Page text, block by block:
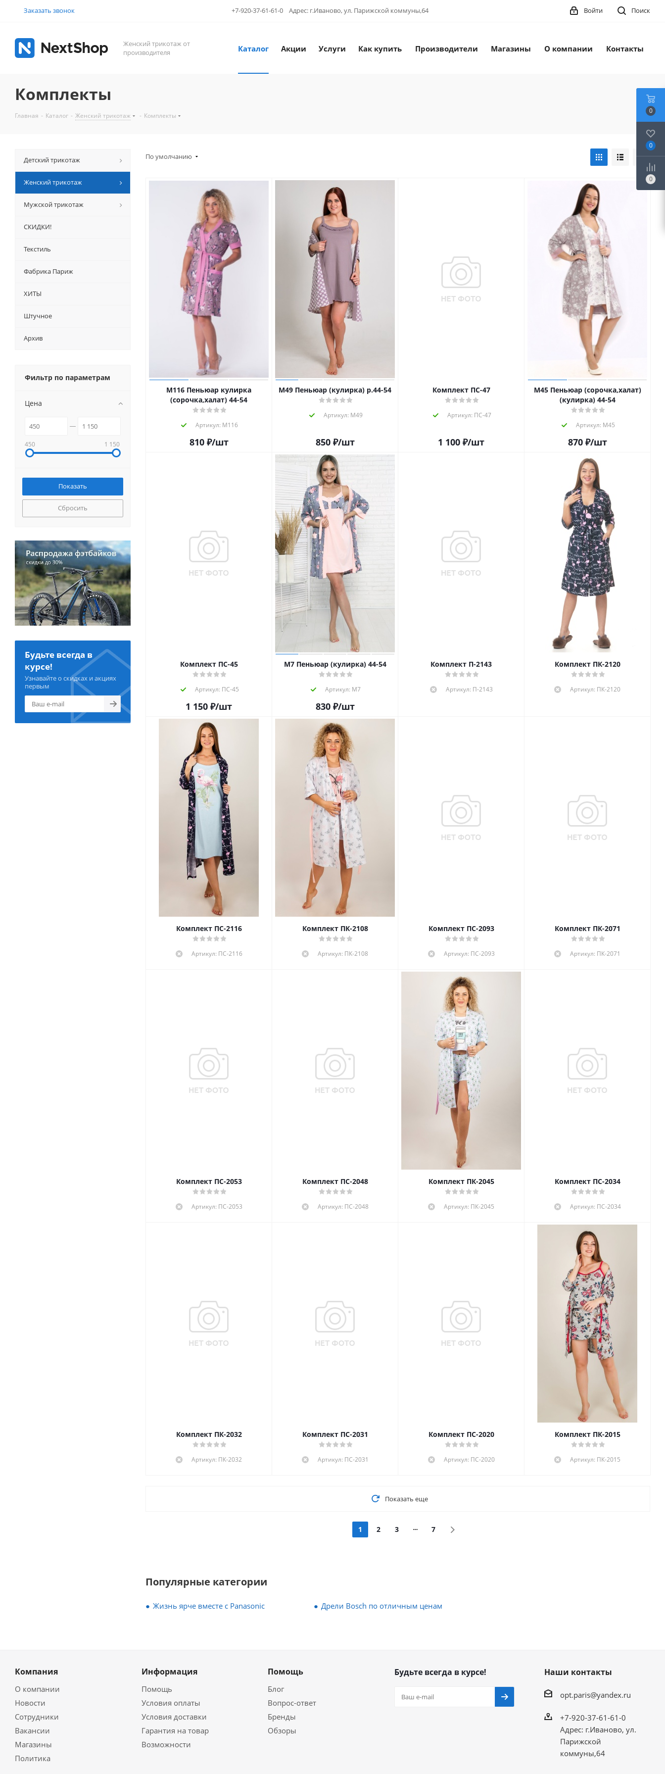
Заказать звонок +7-920-37-61-61-0 Адрес: г.Иваново, ул. Парижской коммуны,64 Поиск
Войти
Женский трикотаж от
производителя
Каталог Акции Услуги Как купить Производители Магазины О компании Контакты
Комплекты
Главная - Каталог - Женский трикотаж - Комплекты
По умолчанию
М116 Пеньюар кулирка
(сорочка,халат) 44-54
Артикул: М116
810₽/шт
М49 Пеньюар (кулирка) р.44-54
Артикул: М49
850₽/шт
Комплект ПС-47
Артикул: ПС-47
1 100 ₽/шт
М45 Пеньюар (сорочка,халат)
(кулирка) 44-54
Артикул: М45
870₽/шт
Комплект ПС-45
Артикул: ПС-45
1 150 ₽/шт
М7 Пеньюар (кулирка) 44-54
Артикул: М7
830₽/шт
Комплект П-2143
Артикул: П-2143
Комплект ПК-2120
Артикул: ПК-2120
Комплект ПС-2116
Артикул: ПС-2116
Комплект ПК-2108
Артикул: ПК-2108
Комплект ПС-2093
Артикул: ПС-2093
Комплект ПК-2071
Артикул: ПК-2071
Комплект ПС-2053
Артикул: ПС-2053
Комплект ПС-2048
Артикул: ПС-2048
Комплект ПК-2045
Артикул: ПК-2045
Комплект ПС-2034
Артикул: ПС-2034
Комплект ПК-2032
Артикул: ПК-2032
Комплект ПС-2031
Артикул: ПС-2031
Комплект ПС-2020
Артикул: ПС-2020
Комплект ПК-2015
Артикул: ПК-2015
Показать еще
1 2 3 7
Популярные категории
Жизнь ярче вместе с Panasonic Дрели Bosch по отличным ценам
Детский трикотаж
Женский трикотаж
Мужской трикотаж
СКИДКИ!
Текстиль
Фабрика Париж
ХИТЫ
Штучное
Архив
Фильтр по параметрам
Цена
450 1 150
Сбросить
Будьте всегда в
курсе!
Узнавайте о скидках и акциях
первым
Компания
О компании
Новости
Сотрудники
Вакансии
Магазины
Политика
Информация
Помощь
Условия оплаты
Условия доставки
Гарантия на товар
Возможности
Помощь
Блог
Вопрос-ответ
Бренды
Обзоры
Будьте всегда в курсе! Наши контакты
opt.paris@yandex.ru
+7-920-37-61-61-0
Адрес: г.Иваново, ул.
Парижской
коммуны,64
0
0
0